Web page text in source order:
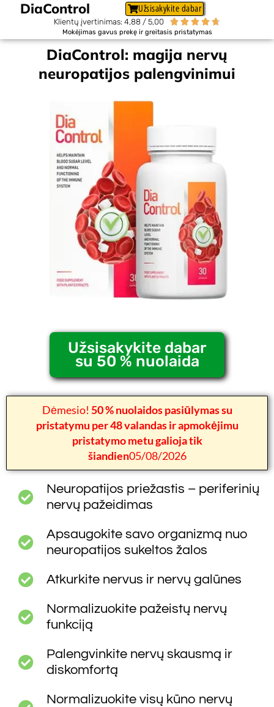
DiaControl Užsisakykite dabar
Klientų įvertinimas: 4,88 / 5,00     
Mokėjimas gavus prekę ir greitasis pristatymas
DiaControl: magija nervų
neuropatijos palengvinimui
Užsisakykite dabar
su 50 % nuolaida
Dėmesio! 50 % nuolaidos pasiūlymas su
pristatymu per 48 valandas ir apmokėjimu
pristatymo metu galioja tik
šiandien05/08/2026
Neuropatijos priežastis – periferinių
nervų pažeidimas
Apsaugokite savo organizmą nuo
neuropatijos sukeltos žalos
Atkurkite nervus ir nervų galūnes
Normalizuokite pažeistų nervų
funkciją
Palengvinkite nervų skausmą ir
diskomfortą
Normalizuokite visų kūno nervų